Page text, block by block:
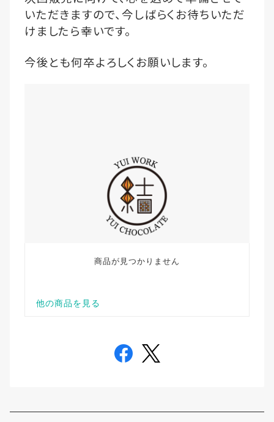
いただきますので、今しばらくお待ちいただ
けましたら幸いです。
今後とも何卒よろしくお願いします。